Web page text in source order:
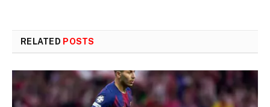
RELATED POSTS